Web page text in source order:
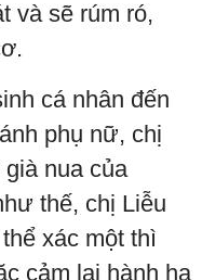
và sẽ rúm ró,
cá nhân đến
phụ nữ, chị
nua của
thế, chị Liễu
xác một thì
cảm lại hành hạ